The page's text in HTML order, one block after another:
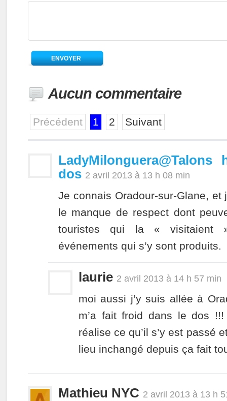
Aucun commentaire
Précédent 1 2 Suivant
dos 2 avril 2013 à 13 h 08 min
Je connais Oradour-sur-Glane, et
le manque de respect dont
touristes qui la « visitaient
événements qui s’y sont produits.
laurie 2 avril 2013 à 14 h 57 min
moi aussi j’y suis allée à
m’a fait froid dans le dos
réalise ce qu’il s’y est passé
lieu inchangé depuis ça fait
Mathieu NYC 2 avril 2013 à 13 h